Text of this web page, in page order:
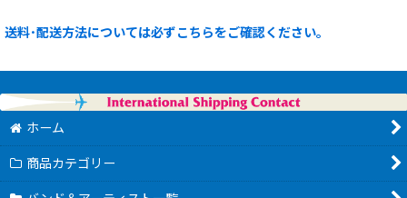
送料･配送方法については必ずこちらをご確認ください。
ホーム
商品カテゴリー